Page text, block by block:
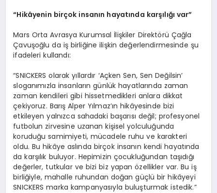
“Hikâyenin birçok insanın hayatında karşılığı var”
Mars Orta Avrasya Kurumsal İlişkiler Direktörü Çağla
Çavuşoğlu da iş birliğine ilişkin değerlendirmesinde şu
ifadeleri kullandı:
“SNICKERS olarak yıllardır ‘Açken Sen, Sen Değilsin’
sloganımızla insanların günlük hayatlarında zaman
zaman kendileri gibi hissetmedikleri anlara dikkat
çekiyoruz. Barış Alper Yılmaz’ın hikâyesinde bizi
etkileyen yalnızca sahadaki başarısı değil; profesyonel
futbolun zirvesine uzanan kişisel yolculuğunda
koruduğu samimiyeti, mücadele ruhu ve karakteri
oldu. Bu hikâye aslında birçok insanın kendi hayatında
da karşılık buluyor. Hepimizin çocukluğundan taşıdığı
değerler, tutkular ve bizi biz yapan özellikler var. Bu iş
birliğiyle, mahalle ruhundan doğan güçlü bir hikâyeyi
SNICKERS marka kampanyasıyla buluşturmak istedik.”